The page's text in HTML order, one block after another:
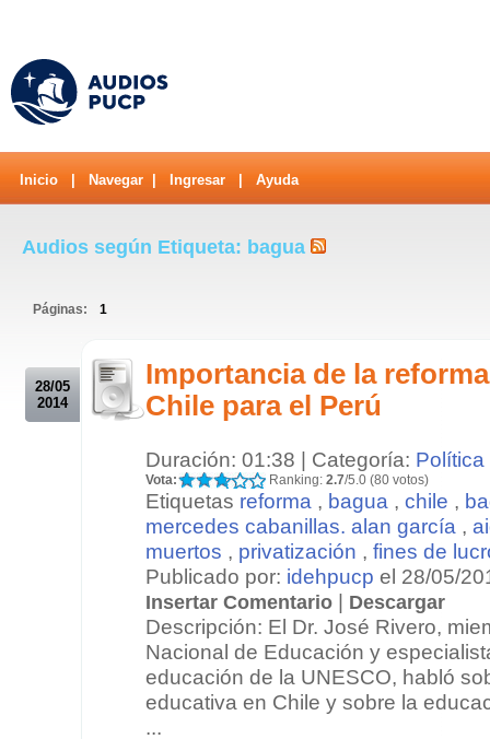
Inicio Navegar Ingresar Ayuda
Audios según Etiqueta: bagua
Páginas: 1
28/05
2014
Importancia de la
Chile para el Perú
Duración: 01:38 | Categoría: Política
Vota: Ranking: 2.7/5.0 (80 votos)
Etiquetas reforma , bagua , chile ,
mercedes cabanillas. alan garcía ,
muertos , privatización , fines de
Publicado por: idehpucp el 28/05/
Insertar Comentario | Descargar
Descripción: El Dr. José Rivero,
Nacional de Educación y
educación de la UNESCO, habló
educativa en Chile y sobre la
...